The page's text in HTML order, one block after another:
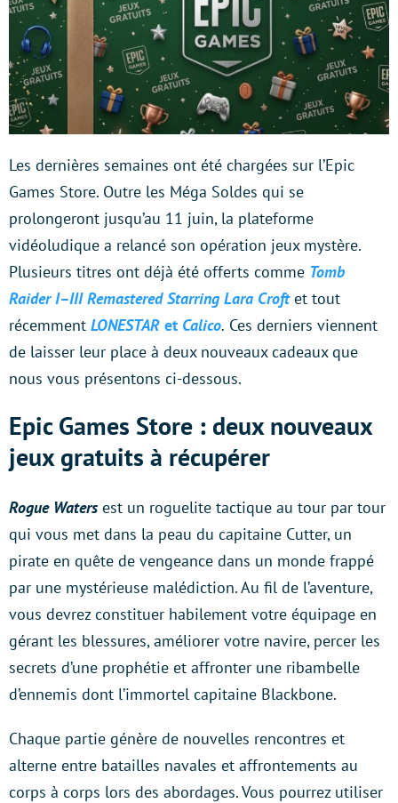
Les dernières semaines ont été chargées sur l’Epic
Games Store. Outre les Méga Soldes qui se
prolongeront jusqu’au 11 juin, la plateforme
vidéoludique a relancé son opération jeux mystère.
Plusieurs titres ont déjà été offerts comme Tomb
Raider I–III Remastered Starring Lara Croftet tout
récemment LONESTAR et Calico. Ces derniers viennent
de laisser leur place à deux nouveaux cadeaux que
nous vous présentons ci-dessous.
Epic Games Store : deux nouveaux
jeux gratuits à récupérer
Rogue Waters est un roguelite tactique au tour par tour
qui vous met dans la peau du capitaine Cutter, un
pirate en quête de vengeance dans un monde frappé
par une mystérieuse malédiction. Au fil de l’aventure,
vous devrez constituer habilement votre équipage en
gérant les blessures, améliorer votre navire, percer les
secrets d’une prophétie et affronter une ribambelle
d’ennemis dont l’immortel capitaine Blackbone.
Chaque partie génère de nouvelles rencontres et
alterne entre batailles navales et affrontements au
corps à corps lors des abordages. Vous pourrez utiliser